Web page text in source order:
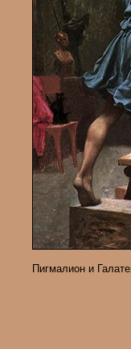
Пигмалион и